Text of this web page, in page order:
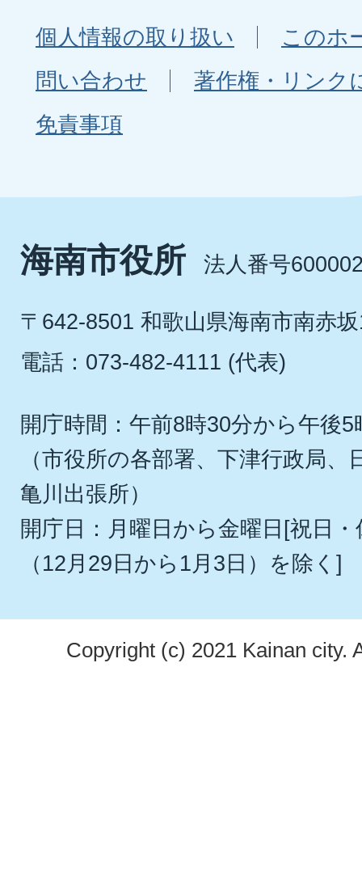
個人情報の取り扱い
このホ
問い合わせ
著作権・リンク
免責事項
海南市役所 法人番号
〒642-8501 和歌山県海南市南赤
電話：073-482-4111 (代表)
開庁時間：午前8時30分から午後5
（市役所の各部署、下津行政局
亀川出張所）
開庁日：月曜日から金曜日[祝日
（12月29日から1月3日）を除く]
Copyright (c) 2021 Kainan city.